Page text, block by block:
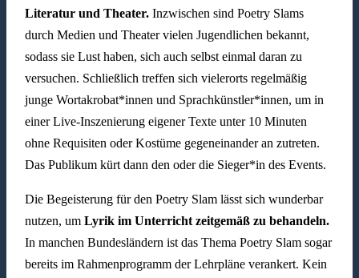
Literatur und Theater.Inzwischen sind Poetry Slams
durch Medien und Theater vielen Jugendlichen bekannt,
sodass sie Lust haben, sich auch selbst einmal daran zu
versuchen. Schließlich treffen sich vielerorts regelmäßig
junge Wortakrobat*innen und Sprachkünstler*innen, um in
einer Live-Inszenierung eigener Texte unter 10 Minuten
ohne Requisiten oder Kostüme gegeneinander an zutreten.
Das Publikum kürt dann den oder die Sieger*in des Events.
Die Begeisterung für den Poetry Slam lässt sich wunderbar
nutzen, um Lyrik im Unterricht zeitgemäß zu behandeln.
In manchen Bundesländern ist das Thema Poetry Slam sogar
bereits im Rahmenprogramm der Lehrpläne verankert. Kein